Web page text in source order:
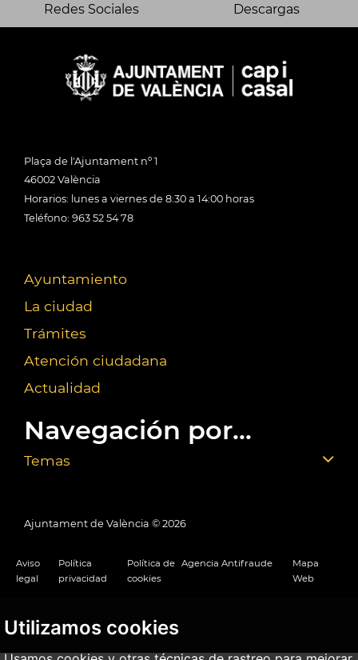
Utilizamos cookies
Redes Sociales Descargas
Plaça de l'Ajuntament nº 1
46002 València
Horarios: lunes a viernes de 8:30 a 14:00 horas
Teléfono: 963 52 54 78
Ayuntamiento
La ciudad
Trámites
Atención ciudadana
Actualidad
Navegación por...
Temas
Ajuntament de València © 2026
Aviso
legal
Política
privacidad
Política de
cookies
Agencia Antifraude
Mapa
Web